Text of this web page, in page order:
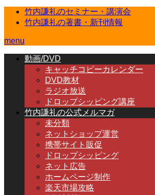
竹内謙礼のセミナー・講演会
竹内謙礼の著書・新刊情報
menu
動画/DVD
キャッチコピーカレンダー
DVD教材
ラジオ放送
ドロップシッピング講座
竹内謙礼の公式メルマガ
未分類
ネットショップ運営
携帯サイト販促
ドロップシッピング
ネット広告
ホームページ制作
楽天市場攻略